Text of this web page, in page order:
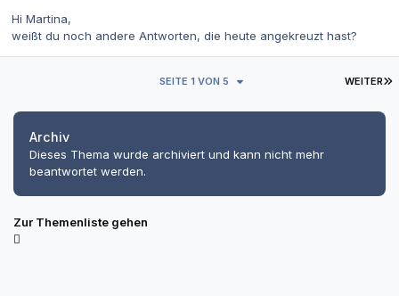
Hi Martina,
weißt du noch andere Antworten, die heute angekreuzt hast?
WEITER
SEITE 1 VON 5
Archiv
Dieses Thema wurde archiviert und kann nicht mehr
beantwortet werden.
Zur Themenliste gehen